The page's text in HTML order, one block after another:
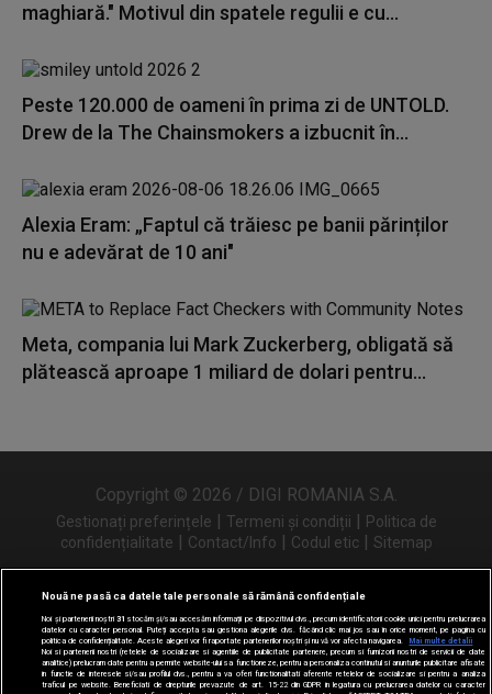
maghiară." Motivul din spatele regulii e cu...
Peste 120.000 de oameni în prima zi de UNTOLD.
Drew de la The Chainsmokers a izbucnit în...
Alexia Eram: „Faptul că trăiesc pe banii părinților
nu e adevărat de 10 ani"
Meta, compania lui Mark Zuckerberg, obligată să
plătească aproape 1 miliard de dolari pentru...
Copyright © 2026 / DIGI ROMANIA S.A.
Gestionați preferințele | Termeni și condiții | Politica de
confidențialitate | Contact/Info | Codul etic | Sitemap
Urmărește-ne și pe
Nouă ne pasă ca datele tale personale să rămână confidențiale
Noi și partenerii noștri31 stocăm și/sau accesăm informații pe dispozitivul dvs., precum identificatorii cookie unici pentru prelucrarea
datelor cu caracter personal. Puteți accepta sau gestiona alegerile dvs. făcând clic mai jos sau în orice moment, pe pagina cu
politica de confidențialitate. Aceste alegeri vor fi raportate partenerilor noștri și nu vă vor afecta navigarea.
Mai multe detalii
Noi si partenerii nostri (retelele de socializare si agentiile de publicitate partenere, precum si furnizorii nostri de servicii de date
analitice) prelucram date pentru a permite website-ului sa functioneze, pentru a personaliza continutul si anunturile publicitare afisate
in functie de interesele si/sau profilul dvs., pentru a va oferi functionalitati aferente retelelor de socializare si pentru a analiza
traficul pe website. Beneficiati de drepturile prevazute de art. 15-22 din GDPR in legatura cu prelucrarea datelor cu caracter